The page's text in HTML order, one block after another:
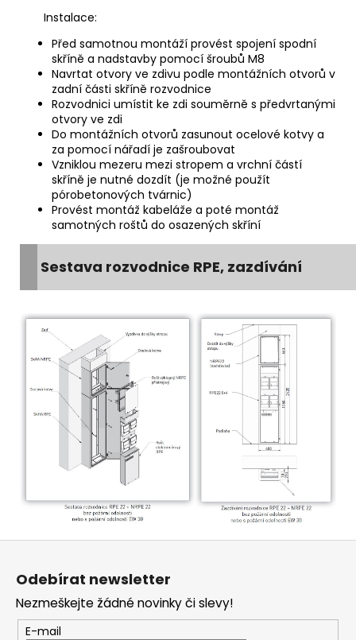
Instalace:
Před samotnou montáží provést spojení spodní
skříně a nadstavby pomocí šroubů M8
Navrtat otvory ve zdivu podle montážních otvorů v
zadní části skříně rozvodnice
Rozvodnici umístit ke zdi souměrně s předvrtanými
otvory ve zdi
Do montážních otvorů zasunout ocelové kotvy a
za pomocí nářadí je zašroubovat
Vzniklou mezeru mezi stropem a vrchní částí
skříně je nutné dozdít (je možné použít
pórobetonových tvárnic)
Provést montáž kabeláže a poté montáž
samotných roštů do osazených skříní
Sestava rozvodnice RPE, zazdívání
Z
Odebírat newsletter
Nezmeškejte žádné novinky či slevy!
E-mail